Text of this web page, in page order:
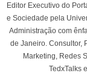
Editor Executivo do
e Sociedade pela
Administração com
de Janeiro. Consultor,
Marketing, Redes
TedxTalks